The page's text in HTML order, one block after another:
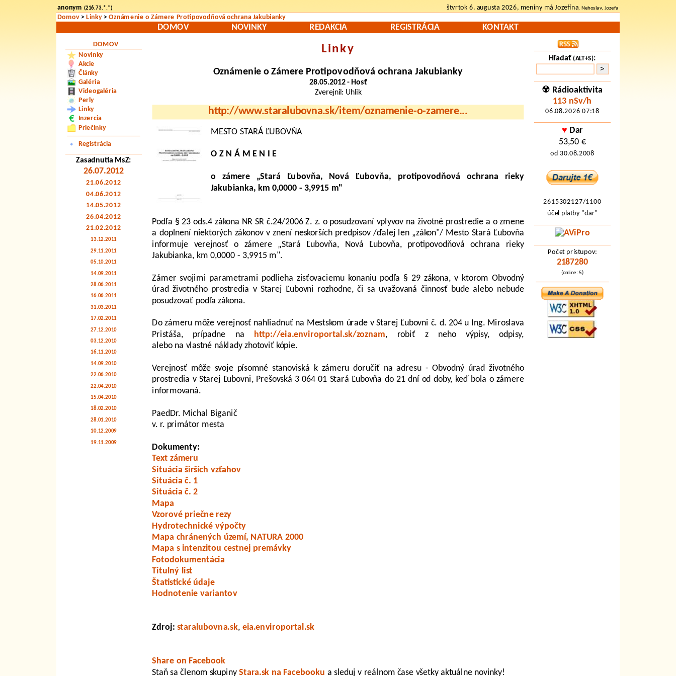
anonym (216.73.*.*) štvrtok 6. augusta 2026, meniny má Jozefína, Nehoslav, Jozefa
Domov> Linky>Oznámenie o Zámere Protipovodňová ochrana Jakubianky
DOMOV NOVINKY REDAKCIA REGISTRÁCIA KONTAKT
DOMOV
Novinky
Akcie
Články
Galéria
Videogaléria
Perly
Linky
Inzercia
Priečinky
Registrácia
Zasadnutia MsZ:
26.07.2012
21.06.2012
04.06.2012
14.05.2012
26.04.2012
21.02.2012
13.12.2011
29.11.2011
05.10.2011
14.09.2011
28.06.2011
16.06.2011
31.03.2011
17.02.2011
27.12.2010
03.12.2010
16.11.2010
14.09.2010
22.06.2010
22.04.2010
15.04.2010
18.02.2010
28.01.2010
10.12.2009
19.11.2009
Hľadať(ALT+S):
☢ Rádioaktivita
113 nSv/h
06.08.2026 07:18
♥ Dar
53,50 €
od 30.08.2008
2615302127/1100
účel platby "dar"
Počet prístupov:
2187280
(online: 5)
Linky
Oznámenie o Zámere Protipovodňová ochrana Jakubianky
28.05.2012 - Hosť
Zverejnil: Uhlik
http://www.staralubovna.sk/item/oznamenie-o-zamere...
MESTO STARÁ ĽUBOVŇA
O Z N Á M E N I E
o zámere „Stará Ľubovňa, Nová Ľubovňa, protipovodňová ochrana rieky
Jakubianka, km 0,0000 - 3,9915 m"
Podľa § 23 ods.4 zákona NR SR č.24/2006 Z. z. o posudzovaní vplyvov na životné prostredie a o zmene
a doplnení niektorých zákonov v znení neskorších predpisov /ďalej len „zákon"/ Mesto Stará Ľubovňa
informuje verejnosť o zámere „Stará Ľubovňa, Nová Ľubovňa, protipovodňová ochrana rieky
Jakubianka, km 0,0000 - 3,9915 m".
Zámer svojimi parametrami podlieha zisťovaciemu konaniu podľa § 29 zákona, v ktorom Obvodný
úrad životného prostredia v Starej Ľubovni rozhodne, či sa uvažovaná činnosť bude alebo nebude
posudzovať podľa zákona.
Do zámeru môže verejnosť nahliadnuť na Mestskom úrade v Starej Ľubovni č. d. 204 u Ing. Miroslava
Pristáša, prípadne na http://eia.enviroportal.sk/zoznam, robiť z neho výpisy, odpisy,
alebo na vlastné náklady zhotoviť kópie.
Verejnosť môže svoje písomné stanoviská k zámeru doručiť na adresu - Obvodný úrad životného
prostredia v Starej Ľubovni, Prešovská 3 064 01 Stará Ľubovňa do 21 dní od doby, keď bola o zámere
informovaná.
PaedDr. Michal Biganič
v. r. primátor mesta
Dokumenty:
Text zámeru
Situácia širších vzťahov
Situácia č. 1
Situácia č. 2
Mapa
Vzorové priečne rezy
Hydrotechnické výpočty
Mapa chránených území, NATURA 2000
Mapa s intenzitou cestnej premávky
Fotodokumentácia
Titulný list
Štatistické údaje
Hodnotenie variantov
Zdroj: staralubovna.sk, eia.enviroportal.sk
Share on Facebook
Staň sa členom skupiny Stara.sk na Facebooku a sleduj v reálnom čase všetky aktuálne novinky!